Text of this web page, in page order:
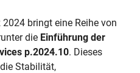
bringt eine Reihe von
die Einführung der
p.2024.10. Dieses
Stabilität,